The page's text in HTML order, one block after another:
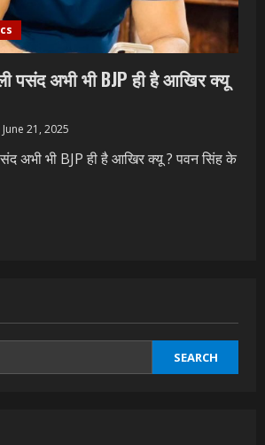
पसंद अभी भी BJP ही है आखिर क्यू
June 21, 2025
अभी भी BJP ही है आखिर क्यू ? पवन सिंह के
SEARCH